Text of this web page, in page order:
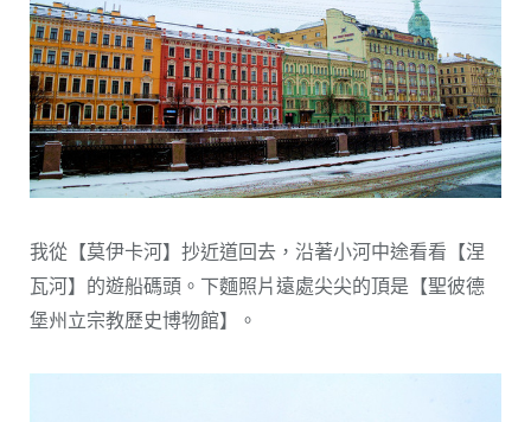
我從【莫伊卡河】抄近道回去，沿著小河中途看看【涅
瓦河】的遊船碼頭。下麵照片遠處尖尖的頂是【聖彼德
堡州立宗教歷史博物館】。